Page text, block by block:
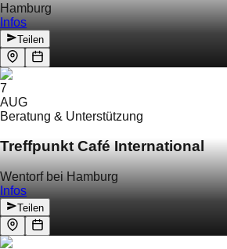
Hamburg
Infos
Teilen
7
AUG
Beratung & Unterstützung
Treffpunkt Café International
Wentorf bei Hamburg
Infos
Teilen